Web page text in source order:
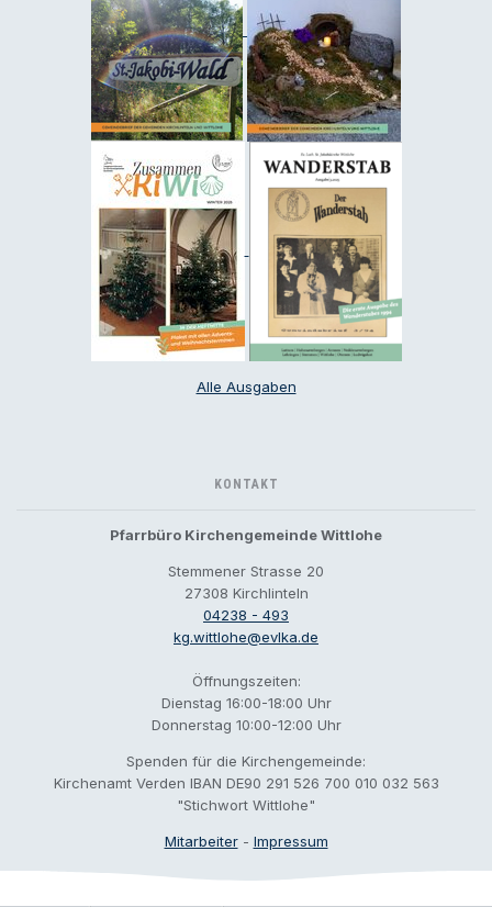
Alle Ausgaben
KONTAKT
Pfarrbüro Kirchengemeinde Wittlohe
Stemmener Strasse 20
27308 Kirchlinteln
04238 - 493
kg.wittlohe@evlka.de
Öffnungszeiten:
Dienstag 16:00-18:00 Uhr
Donnerstag 10:00-12:00 Uhr
Spenden für die Kirchengemeinde:
Kirchenamt Verden IBAN DE90 291 526 700 010 032 563
"Stichwort Wittlohe"
Mitarbeiter- Impressum